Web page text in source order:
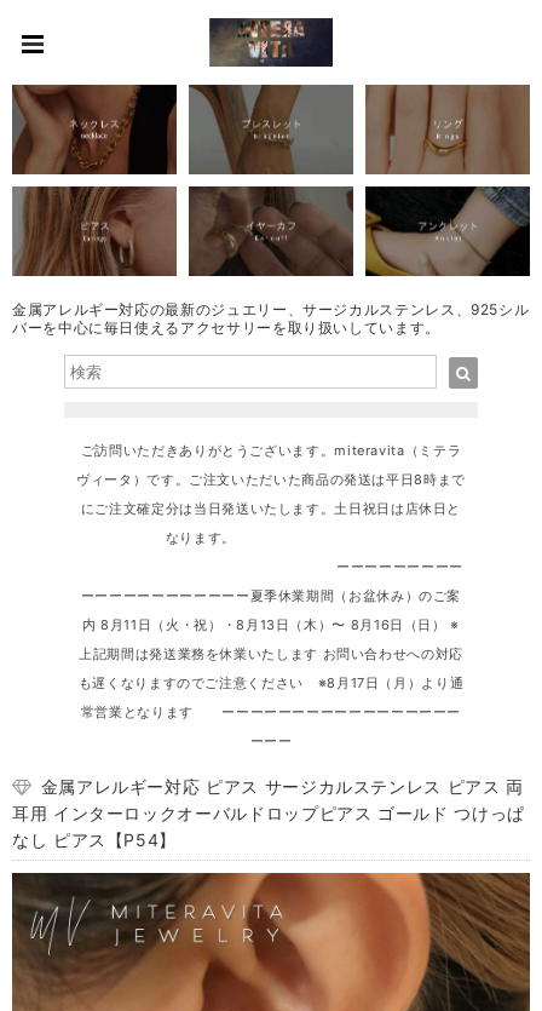
金属アレルギー対応の最新のジュエリー、サージカルステンレス、925シル
バーを中心に毎日使えるアクセサリーを取り扱いしています。
ご訪問いただきありがとうございます。miteravita（ミテラ
ヴィータ）です。ご注文いただいた商品の発送は平日8時まで
にご注文確定分は当日発送いたします。土日祝日は店休日と
なります。
ーーーーーーーーー
ーーーーーーーーーーーー夏季休業期間（お盆休み）のご案
内 8月11日（火・祝）・8月13日（木）〜 8月16日（日） ※
上記期間は発送業務を休業いたします お問い合わせへの対応
も遅くなりますのでご注意ください ※8月17日（月）より通
常営業となります ーーーーーーーーーーーーーーーーー
ーーー
金属アレルギー対応 ピアス サージカルステンレス ピアス 両
耳用 インターロックオーバルドロップピアス ゴールド つけっぱ
なし ピアス【P54】